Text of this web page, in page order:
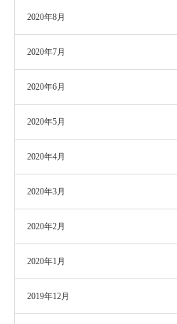
2020年8月
2020年7月
2020年6月
2020年5月
2020年4月
2020年3月
2020年2月
2020年1月
2019年12月